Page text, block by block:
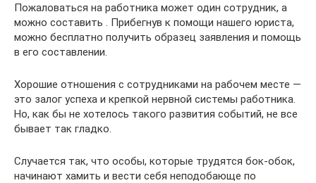
Пожаловаться на работника может один сотрудник, а
можно составить . Прибегнув к помощи нашего юриста,
можно бесплатно получить образец заявления и помощь
в его составлении.
Хорошие отношения с сотрудниками на рабочем месте —
это залог успеха и крепкой нервной системы работника.
Но, как бы не хотелось такого развития событий, не все
бывает так гладко.
Случается так, что особы, которые трудятся бок-обок,
начинают хамить и вести себя неподобающе по